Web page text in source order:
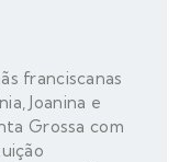
franciscanas
Joanina e
Grossa com